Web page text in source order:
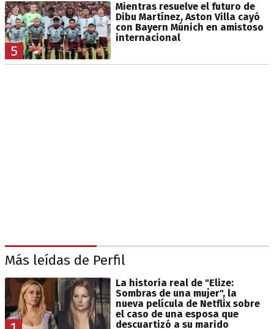
5
Mientras resuelve el futuro de
Dibu Martínez, Aston Villa cayó
con Bayern Múnich en amistoso
internacional
Más leídas de Perfil
La historia real de "Elize:
Sombras de una mujer", la
nueva película de Netflix sobre
el caso de una esposa que
descuartizó a su marido